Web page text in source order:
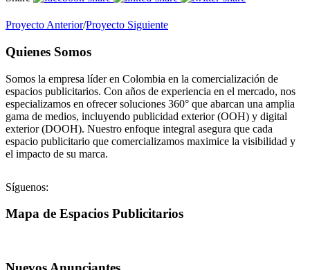
Proyecto Anterior/Proyecto Siguiente
Quienes Somos
Somos la empresa líder en Colombia en la comercialización de
espacios publicitarios. Con años de experiencia en el mercado, nos
especializamos en ofrecer soluciones 360° que abarcan una amplia
gama de medios, incluyendo publicidad exterior (OOH) y digital
exterior (DOOH). Nuestro enfoque integral asegura que cada
espacio publicitario que comercializamos maximice la visibilidad y
el impacto de su marca.
Síguenos:
Mapa de Espacios Publicitarios